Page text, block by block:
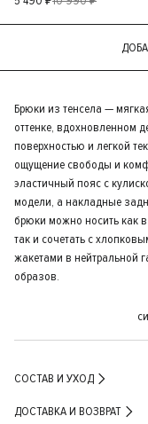
Брюки из тенсела —
оттенке, вдохновленном
поверхностью и легкой
ощущение свободы и
эластичный пояс с
модели, а накладные
брюки можно носить как
так и сочетать с
жакетами в нейтральной
образов.
СОСТАВ И УХОД
ДОСТАВКА И ВОЗВРАТ